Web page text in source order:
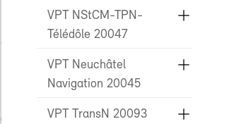
VPT NStCM-TPN-
Télédôle 20047
VPT Neuchâtel
Navigation 20045
VPT TransN 20093